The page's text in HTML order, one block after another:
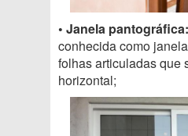
• Janela pantográfica:
conhecida como
folhas articuladas que
horizontal;